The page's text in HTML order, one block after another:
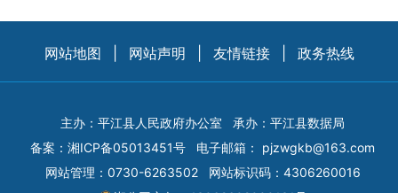
网站地图 网站声明 友情链接 政务热线
主办：平江县人民政府办公室
承办：平江县数据局
备案： 湘ICP备05013451号 电子邮箱： pjzwgkb@163.com
网站管理：0730-6263502
网站标识码：4306260016